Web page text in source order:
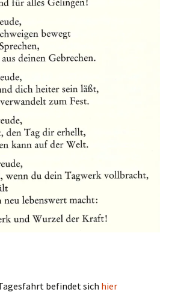
befindet sich hier